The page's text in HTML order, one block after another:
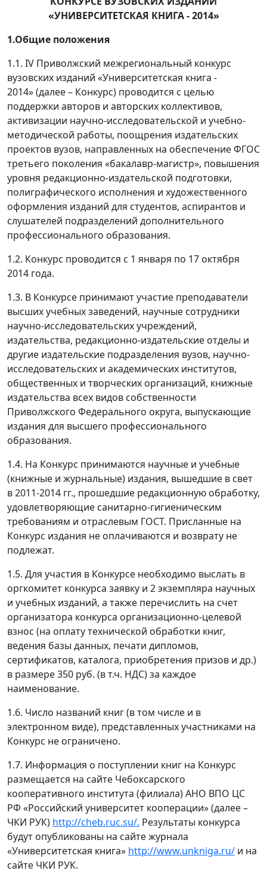
«УНИВЕРСИТЕТСКАЯ КНИГА - 2014»
1.Общие положения
1.1. IV Приволжский межрегиональный конкурс
вузовских изданий «Университетская книга -
2014» (далее – Конкурс) проводится с целью
поддержки авторов и авторских коллективов,
активизации научно-исследовательской и учебно-
методической работы, поощрения издательских
проектов вузов, направленных на обеспечение ФГОС
третьего поколения «бакалавр-магистр», повышения
уровня редакционно-издательской подготовки,
полиграфического исполнения и художественного
оформления изданий для студентов, аспирантов и
слушателей подразделений дополнительного
профессионального образования.
1.2. Конкурс проводится с 1 января по 17 октября
2014 года.
1.3. В Конкурсе принимают участие преподаватели
высших учебных заведений, научные сотрудники
научно-исследовательских учреждений,
издательства, редакционно-издательские отделы и
другие издательские подразделения вузов, научно-
исследовательских и академических институтов,
общественных и творческих организаций, книжные
издательства всех видов собственности
Приволжского Федерального округа, выпускающие
издания для высшего профессионального
образования.
1.4. На Конкурс принимаются научные и учебные
(книжные и журнальные) издания, вышедшие в свет
в 2011-2014 гг., прошедшие редакционную обработку,
удовлетворяющие санитарно-гигиеническим
требованиям и отраслевым ГОСТ. Присланные на
Конкурс издания не оплачиваются и возврату не
подлежат.
1.5. Для участия в Конкурсе необходимо выслать в
оргкомитет конкурса заявку и 2 экземпляра научных
и учебных изданий, а также перечислить на счет
организатора конкурса организационно-целевой
взнос (на оплату технической обработки книг,
ведения базы данных, печати дипломов,
сертификатов, каталога, приобретения призов и др.)
в размере 350 руб. (в т.ч. НДС) за каждое
наименование.
1.6. Число названий книг (в том числе и в
электронном виде), представленных участниками на
Конкурс не ограничено.
1.7. Информация о поступлении книг на Конкурс
размещается на сайте Чебоксарского
кооперативного института (филиала) АНО ВПО ЦС
РФ «Российский университет кооперации» (далее –
ЧКИ РУК) http://cheb.ruc.su/. Результаты конкурса
будут опубликованы на сайте журнала
«Университетская книга» http://www.unkniga.ru/ и на
сайте ЧКИ РУК.